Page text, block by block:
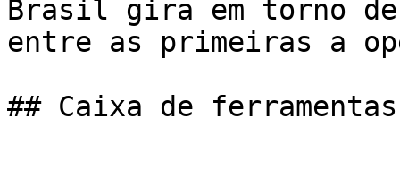
Brasil gira em torno
entre as primeiras a
## Caixa de